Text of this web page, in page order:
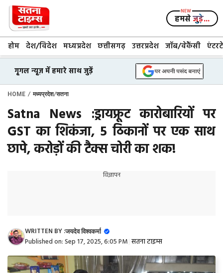
Skip
content
हमसेजुड़े...
होम देश/विदेश मध्यप्रदेश छत्तीसगढ़ उत्तरप्रदेश जॉब/वेकैंसी
गूगल न्यूज़ में हमारे साथ जुड़ें
HOME / मध्यप्रदेश/सतना
Satna News :ड्रायफ्रूट कारोबारियों पर
GST का शिकंजा, 5 ठिकानों पर एक साथ
छापे, करोड़ों की टैक्स चोरी का शक!
विज्ञापन
WRITTEN BY :जयदेव विश्वकर्मा
Published on:Sep 17, 2025, 6:05 PM सतना टाइम्स